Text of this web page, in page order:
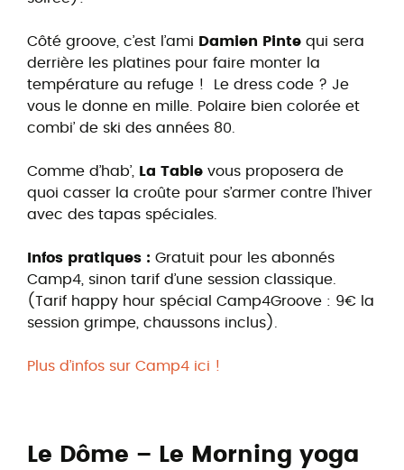
Côté groove, c’est l’ami Damien Pinte qui sera
derrière les platines pour faire monter la
température au refuge ! Le dress code ? Je
vous le donne en mille. Polaire bien colorée et
combi’ de ski des années 80.
Comme d’hab’, La Table vous proposera de
quoi casser la croûte pour s’armer contre l’hiver
avec des tapas spéciales.
Infos pratiques : Gratuit pour les abonnés
Camp4, sinon tarif d’une session classique.
(Tarif happy hour spécial Camp4Groove : 9€ la
session grimpe, chaussons inclus).
Plus d’infos sur Camp4 ici !
Le Dôme – Le Morning yoga